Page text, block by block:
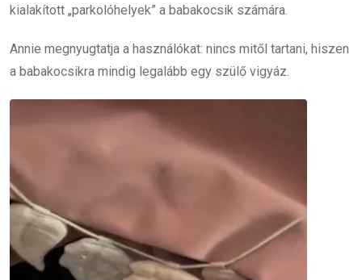
kialakított „parkolóhelyek” a babakocsik számára.
Annie megnyugtatja a használókat: nincs mitől tartani, hiszen
a babakocsikra mindig legalább egy szülő vigyáz.